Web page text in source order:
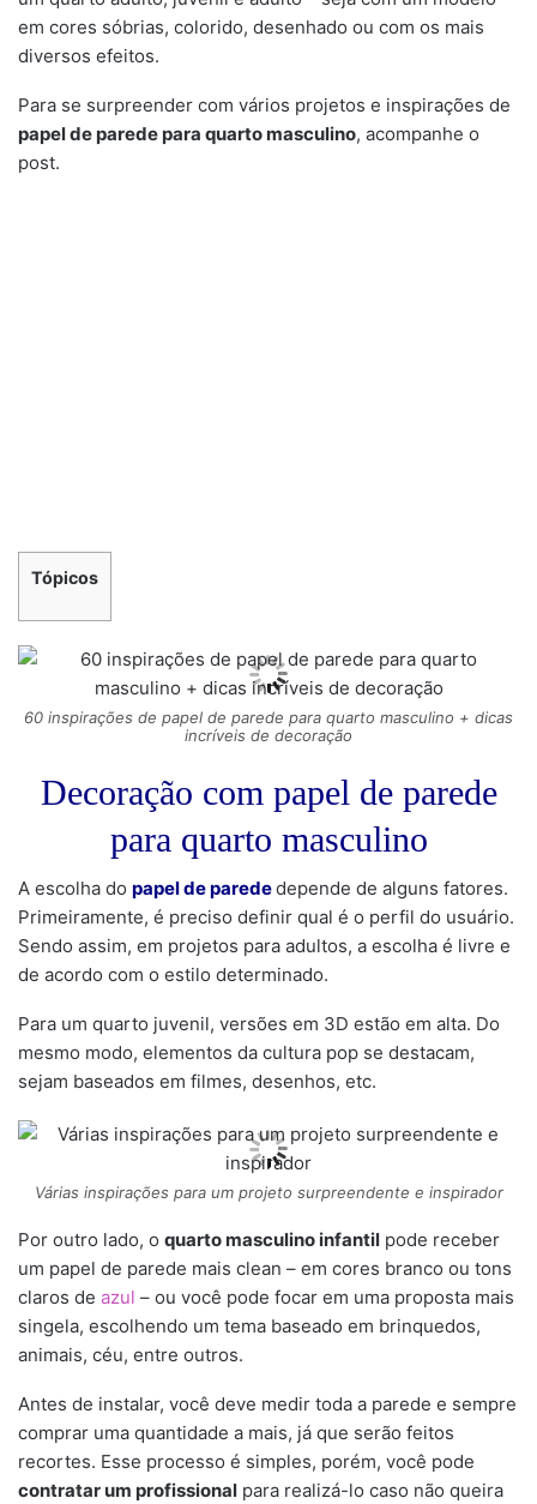
em cores sóbrias, colorido, desenhado ou com os mais
diversos efeitos.
Para se surpreender com vários projetos e inspirações de
papel de parede para quarto masculino, acompanhe o
post.
Tópicos
60 inspirações de papel de parede para quarto masculino + dicas
incríveis de decoração
Decoração com papel de parede
para quarto masculino
A escolha do papel de parededepende de alguns fatores.
Primeiramente, é preciso definir qual é o perfil do usuário.
Sendo assim, em projetos para adultos, a escolha é livre e
de acordo com o estilo determinado.
Para um quarto juvenil, versões em 3D estão em alta. Do
mesmo modo, elementos da cultura pop se destacam,
sejam baseados em filmes, desenhos, etc.
Várias inspirações para um projeto surpreendente e inspirador
Por outro lado, o quarto masculino infantil pode receber
um papel de parede mais clean – em cores branco ou tons
claros de azul – ou você pode focar em uma proposta mais
singela, escolhendo um tema baseado em brinquedos,
animais, céu, entre outros.
Antes de instalar, você deve medir toda a parede e sempre
comprar uma quantidade a mais, já que serão feitos
recortes. Esse processo é simples, porém, você pode
contratar um profissional para realizá-lo caso não queira